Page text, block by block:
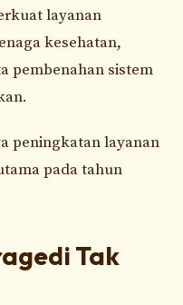
layanan
kesehatan,
pembenahan sistem
peningkatan layanan
pada tahun
Tak